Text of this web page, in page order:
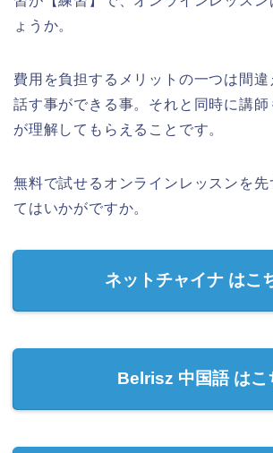
ょうか。
費用を負担するメリットの一つは間違
話す事ができる事。 それと同時に講師
が理解してもらえることです。
無料で試せるオンラインレッスンを先
てはいかがですか。
ネットチャイナ はこ
Belrisz 中国語 はこ